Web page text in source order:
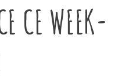
CE WEEK-